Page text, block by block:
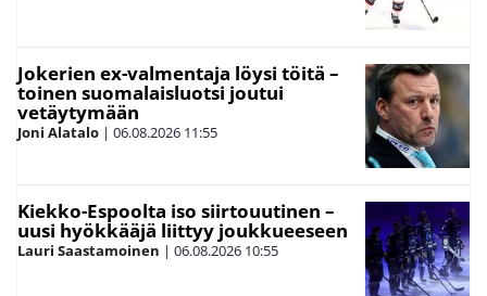
Jokerien ex-valmentaja löysi töitä –
toinen suomalaisluotsi joutui
vetäytymään
Joni Alatalo | 06.08.2026 11:55
Kiekko-Espoolta iso siirtouutinen –
uusi hyökkääjä liittyy joukkueeseen
Lauri Saastamoinen | 06.08.2026 10:55